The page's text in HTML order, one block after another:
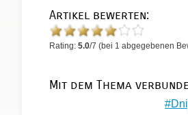
Artikel bewerten:
Rating: 5.0/7 (bei 1 abgegebenen
Mit dem Thema